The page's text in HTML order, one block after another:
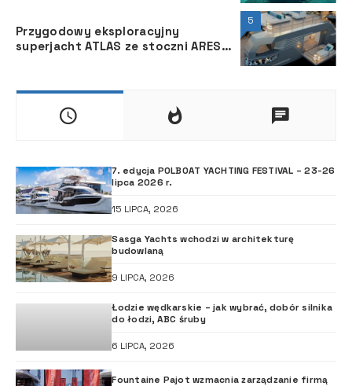
5
Przygodowy eksploracyjny
superjacht ATLAS ze stoczni ARES
7. edycja POLBOAT YACHTING FESTIVAL – 23-26
lipca 2026 r.
15 LIPCA, 2026
Sasga Yachts wchodzi w architekturę
budowlaną
9 LIPCA, 2026
Łodzie wędkarskie – jak wybrać, dobór silnika
do łodzi, ABC śruby
6 LIPCA, 2026
Fountaine Pajot wzmacnia zarządzanie firmą